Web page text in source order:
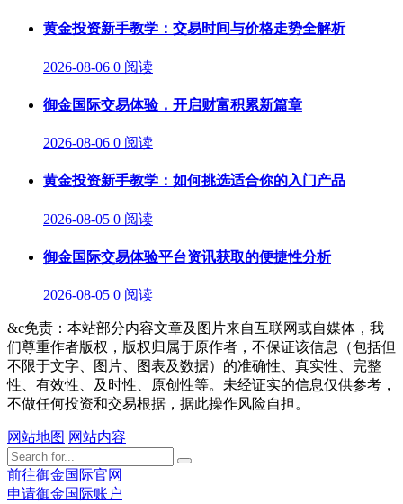
黄金投资新手教学：交易时间与价格走势全解析
2026-08-06 0 阅读
御金国际交易体验，开启财富积累新篇章
2026-08-06 0 阅读
黄金投资新手教学：如何挑选适合你的入门产品
2026-08-05 0 阅读
御金国际交易体验平台资讯获取的便捷性分析
2026-08-05 0 阅读
&c免责：本站部分内容文章及图片来自互联网或自媒体，我
们尊重作者版权，版权归属于原作者，不保证该信息（包括但
不限于文字、图片、图表及数据）的准确性、真实性、完整
性、有效性、及时性、原创性等。未经证实的信息仅供参考，
不做任何投资和交易根据，据此操作风险自担。
网站地图 网站内容
前往御金国际官网
申请御金国际账户